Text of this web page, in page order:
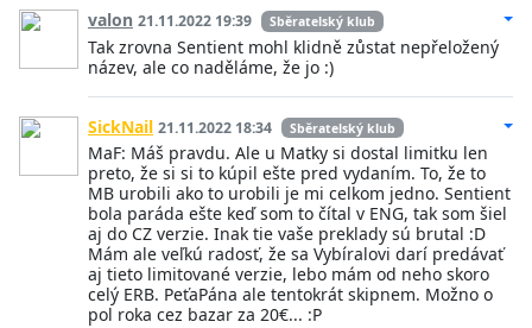
valon 21.11.2022 19:39 Sběratelský klub
Tak zrovna Sentient mohl klidně zůstat nepřeložený
název, ale co naděláme, že jo :)
SickNail 21.11.2022 18:34 Sběratelský klub
MaF: Máš pravdu. Ale u Matky si dostal limitku len
preto, že si si to kúpil ešte pred vydaním. To, že to
MB urobili ako to urobili je mi celkom jedno. Sentient
bola paráda ešte keď som to čítal v ENG, tak som šiel
aj do CZ verzie. Inak tie vaše preklady sú brutal :D
Mám ale veľkú radosť, že sa Vybíralovi darí predávať
aj tieto limitované verzie, lebo mám od neho skoro
celý ERB. PeťaPána ale tentokrát skipnem. Možno o
pol roka cez bazar za 20€... :P